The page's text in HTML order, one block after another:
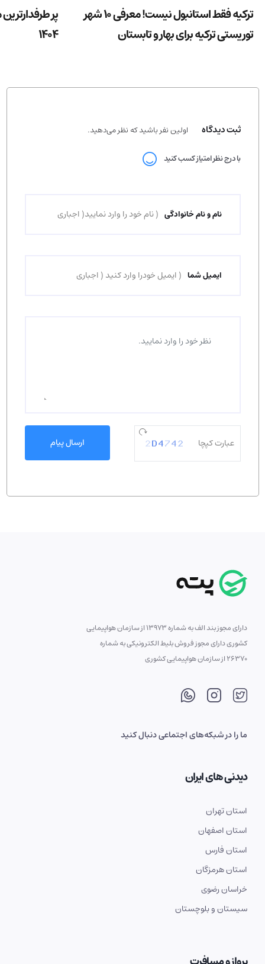
ترکیه فقط استانبول نیست! معرفی 10 شهر
توریستی ترکیه برای بهار و تابستان
پر
1404
ثبت دیدگاه اولین نفر باشید که نظر می‌دهید.
با درج نظر امتیاز کسب کنید
نام و نام خانوادگی
ایمیل شما
ارسال پیام
دارای مجوز بند الف به شماره 13973 از سازمان هواپیمایی
کشوری دارای مجوز فروش بلیط الکترونیکی به شماره
26370 از سازمان هواپیمایی کشوری
ما را در شبکه‌های اجتماعی دنبال کنید
دیدنی های ایران
استان تهران
استان اصفهان
استان فارس
استان هرمزگان
خراسان رضوی
سیستان و بلوچستان